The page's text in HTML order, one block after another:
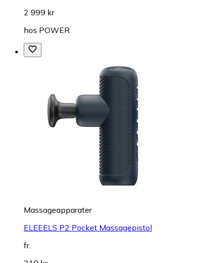
2 999 kr
hos POWER
Massageapparater
ELEEELS P2 Pocket Massagepistol
fr.